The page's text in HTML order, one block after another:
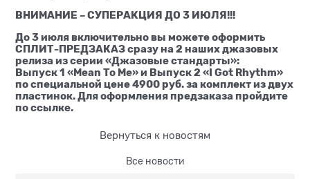
ВНИМАНИЕ – СУПЕРАКЦИЯ ДО 3 ИЮЛЯ!!!
До 3 июля включительно вы можете оформить
СПЛИТ-ПРЕДЗАКАЗсразу на 2 наших джазовых
релиза из серии «Джазовые стандарты»:
Выпуск 1 «Mean To Me» и Выпуск 2 «I Got Rhythm»
по специальной цене 4900 руб. за комплект из двух
пластинок. Для оформления предзаказа пройдите
по ссылке.
Вернуться к новостям
Все новости